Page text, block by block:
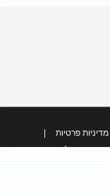
מדיניות פרטיות
כל הזכויות שמורות